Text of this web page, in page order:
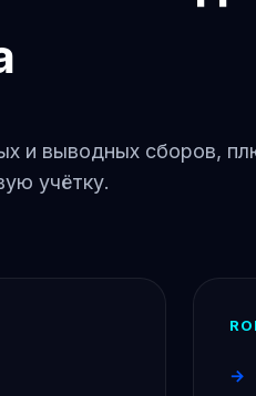
и выводных сборов,
учётку.